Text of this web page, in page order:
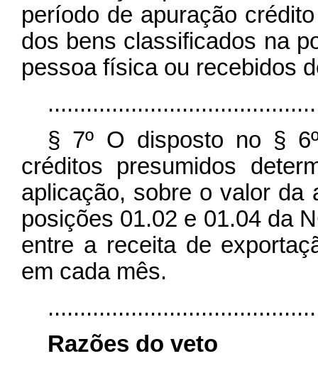
período de apuração
dos bens classificados na
pessoa física ou recebidos
§ 7º O disposto no §
créditos presumidos
aplicação, sobre o valor da
posições 01.02 e 01.04 da
entre a receita de
em cada mês.
Razões do veto